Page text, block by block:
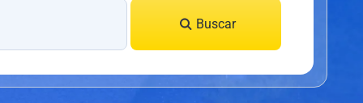
Buscar